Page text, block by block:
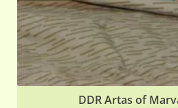
DDR Artas of